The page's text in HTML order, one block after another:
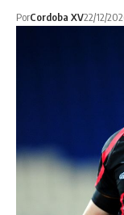
PorCordoba XV22/12/